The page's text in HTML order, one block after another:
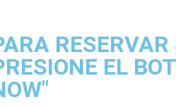
RESERVAR
EL